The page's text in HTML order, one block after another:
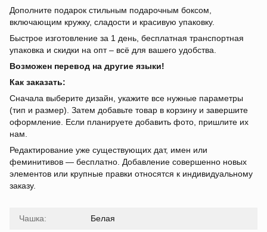
Дополните подарок стильным подарочным боксом,
включающим кружку, сладости и красивую упаковку.
Быстрое изготовление за 1 день, бесплатная транспортная
упаковка и скидки на опт – всё для вашего удобства.
Возможен перевод на другие языки!
Как заказать:
Сначала выберите дизайн, укажите все нужные параметры
(тип и размер). Затем добавьте товар в корзину и завершите
оформление. Если планируете добавить фото, пришлите их
нам.
Редактирование уже существующих дат, имен или
феминитивов — бесплатно. Добавление совершенно новых
элементов или крупные правки относятся к индивидуальному
заказу.
Чашка: Белая